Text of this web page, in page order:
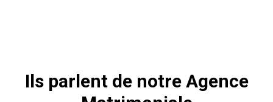
Ils parlent de notre Agence